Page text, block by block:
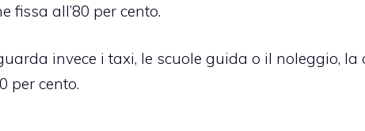
fissa all’80 per cento.
invece i taxi, le scuole guida o il noleggio, la
per cento.